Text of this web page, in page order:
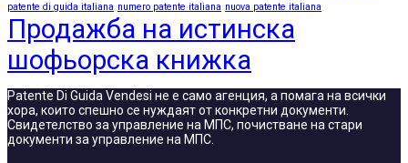
patente di guida italiana numero patente italiana nuova patente italiana
Продажба на истинска
шофьорска книжка
Patente Di Guida Vendesi не е само агенция, а помага на всички
хора, които спешно се нуждаят от конкретни документи.
Свидетелство за управление на МПС, почистване на стари
документи за управление на МПС.